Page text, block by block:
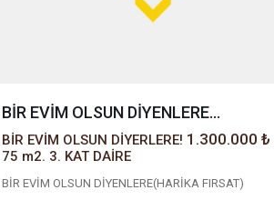
BİR EVİM OLSUN DİYENLERE…
BİR EVİM OLSUN DİYERLERE! 1.300.000 ₺
75 m2. 3. KAT DAİRE
BİR EVİM OLSUN DİYENLERE(HARİKA FIRSAT)